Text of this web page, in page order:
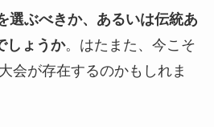
選ぶべきか、あるいは伝統あ
しょうか。はたまた、今こそ
会が存在するのかもしれま